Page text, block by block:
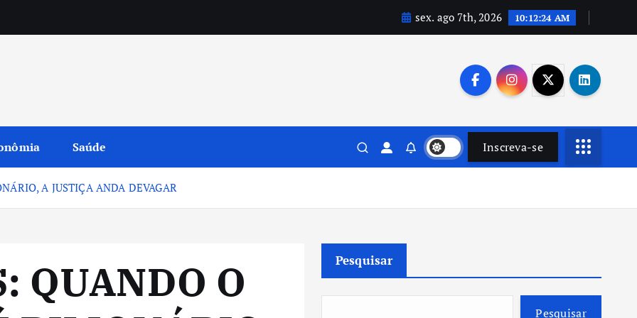
sex. ago 7th, 2026 10:12:25 AM
Saúde Inscreva-se
A JUSTIÇA ANDA DEVAGAR
QUANDO O
Pesquisar
Pesquisar